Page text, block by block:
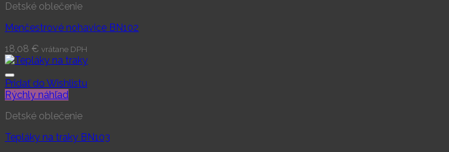
Detské oblečenie
Menčestrové nohavice BN102
18,08 € vrátane DPH
Pridať do Wishlistu
Rýchly náhľad
Detské oblečenie
Tepláky na traky BN103